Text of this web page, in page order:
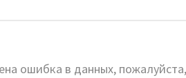
ошибка в данных,